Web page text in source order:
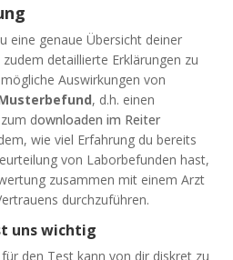
eine genaue Übersicht deiner
detaillierte Erklärungen zu
Auswirkungen von
, d.h. einen
downloaden im Reiter
wie viel Erfahrung du bereits
von Laborbefunden hast,
zusammen mit einem Arzt
durchzuführen.
uns wichtig
den Test kann von dir diskret zu